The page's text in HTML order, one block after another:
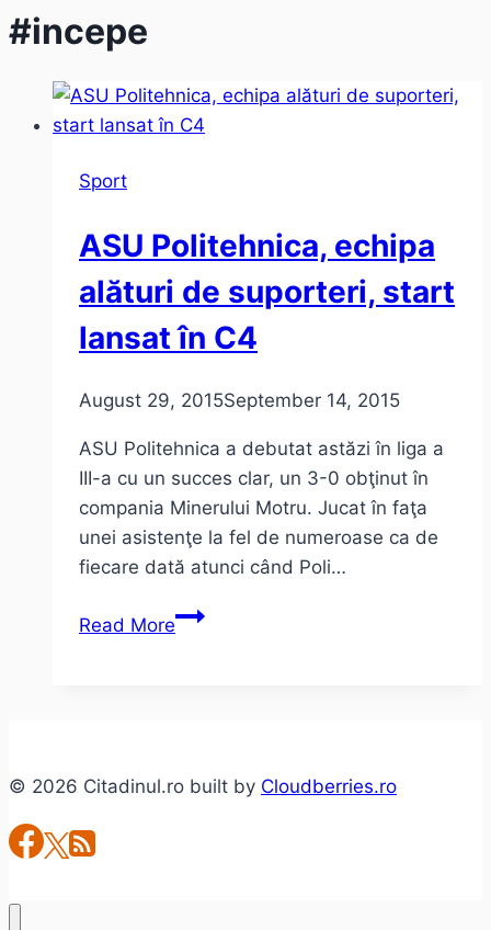
#incepe
Sport
ASU Politehnica, echipa
alături de suporteri, start
lansat în C4
August 29, 2015September 14, 2015
ASU Politehnica a debutat astăzi în liga a
III-a cu un succes clar, un 3-0 obţinut în
compania Minerului Motru. Jucat în faţa
unei asistenţe la fel de numeroase ca de
fiecare dată atunci când Poli…
Read MoreASU
start
© 2026 Citadinul.ro built by Cloudberries.ro